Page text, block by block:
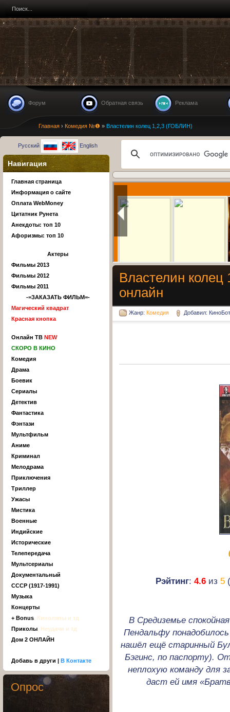
Форум Обратная связь Реклама
Главная › Комедия №❶ » Властелин колец 1,2,3 (ГОБЛИН)
Властелин
онлайн
Жанр: Комедия Добавил: КиноБот
Рэйтинг:4.6 из 5
В Средиземье
Пендальфу
нашёл ещё старинный
Бэгинс, по паспорту).
неплохую команду для
даст ей имя
Русский English
Навигация
Главная страница
Информация о сайте
Оплата WebMoney
Цитатник Рунета
Анекдоты: топ 10
Афоризмы: топ 10
Актеры
Фильмы 2013
Фильмы 2012
Фильмы 2011
-=ЗАКАЗАТЬ ФИЛЬМ=-
Магический квадрат
Красная кнопка
Онлайн ТВ NEW
СКОРО В КИНО
Комедия
Драма
Боевик
Сериалы
Детектив
Фантастика
Фэнтази
Мультфильм
Аниме
Криминал
Мелодрама
Приключения
Триллер
Ужасы
Мистика
Военные
Индийские
Исторические
Телепередача
Мультсериалы
Документальный
СССР (1917-1991)
Музыка
Концерты
+ Bonus, Киноляпы и тд
Приколы, Неудачи и тд
Дом 2 ОНЛАЙН
Добавь в други | В Контакте
Опрос